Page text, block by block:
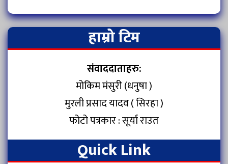
हाम्रो टिम
संवाददाताहरु:
मोकिम मंसुरी (धनुषा )
मुरली प्रसाद यादव ( सिरहा )
फोटो पत्रकार : सूर्या राउत
Quick Link